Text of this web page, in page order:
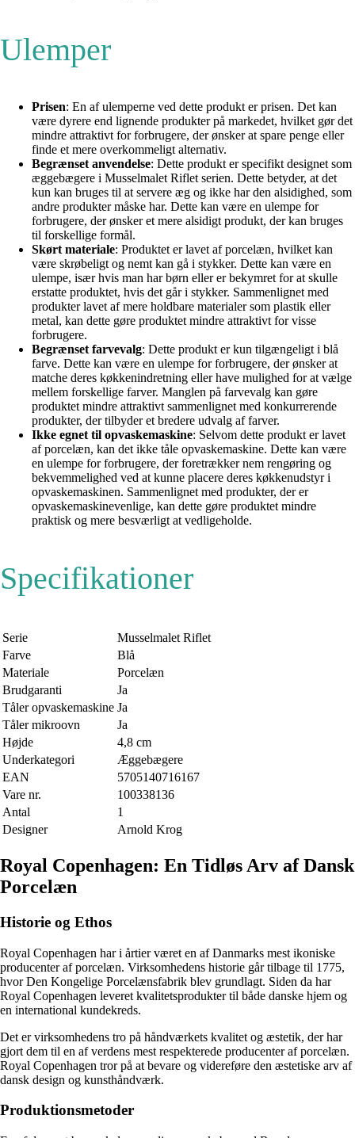
Ulemper
Prisen: En af ulemperne ved dette produkt er prisen. Det kan
være dyrere end lignende produkter på markedet, hvilket gør det
mindre attraktivt for forbrugere, der ønsker at spare penge eller
finde et mere overkommeligt alternativ.
Begrænset anvendelse: Dette produkt er specifikt designet som
æggebægere i Musselmalet Riflet serien. Dette betyder, at det
kun kan bruges til at servere æg og ikke har den alsidighed, som
andre produkter måske har. Dette kan være en ulempe for
forbrugere, der ønsker et mere alsidigt produkt, der kan bruges
til forskellige formål.
Skørt materiale: Produktet er lavet af porcelæn, hvilket kan
være skrøbeligt og nemt kan gå i stykker. Dette kan være en
ulempe, især hvis man har børn eller er bekymret for at skulle
erstatte produktet, hvis det går i stykker. Sammenlignet med
produkter lavet af mere holdbare materialer som plastik eller
metal, kan dette gøre produktet mindre attraktivt for visse
forbrugere.
Begrænset farvevalg: Dette produkt er kun tilgængeligt i blå
farve. Dette kan være en ulempe for forbrugere, der ønsker at
matche deres køkkenindretning eller have mulighed for at vælge
mellem forskellige farver. Manglen på farvevalg kan gøre
produktet mindre attraktivt sammenlignet med konkurrerende
produkter, der tilbyder et bredere udvalg af farver.
Ikke egnet til opvaskemaskine: Selvom dette produkt er lavet
af porcelæn, kan det ikke tåle opvaskemaskine. Dette kan være
en ulempe for forbrugere, der foretrækker nem rengøring og
bekvemmelighed ved at kunne placere deres køkkenudstyr i
opvaskemaskinen. Sammenlignet med produkter, der er
opvaskemaskinevenlige, kan dette gøre produktet mindre
praktisk og mere besværligt at vedligeholde.
Specifikationer
Serie
Musselmalet Riflet
Farve
Blå
Materiale
Porcelæn
Brudgaranti
Ja
Tåler opvaskemaskine Ja
Tåler mikroovn
Ja
Højde
4,8 cm
Underkategori
Æggebægere
EAN
5705140716167
Vare nr.
100338136
Antal
1
Designer
Arnold Krog
Royal Copenhagen: En Tidløs Arv af Dansk
Porcelæn
Historie og Ethos
Royal Copenhagen har i årtier været en af Danmarks mest ikoniske
producenter af porcelæn. Virksomhedens historie går tilbage til 1775,
hvor Den Kongelige Porcelænsfabrik blev grundlagt. Siden da har
Royal Copenhagen leveret kvalitetsprodukter til både danske hjem og
en international kundekreds.
Det er virksomhedens tro på håndværkets kvalitet og æstetik, der har
gjort dem til en af verdens mest respekterede producenter af porcelæn.
Royal Copenhagen tror på at bevare og videreføre den æstetiske arv af
dansk design og kunsthåndværk.
Produktionsmetoder